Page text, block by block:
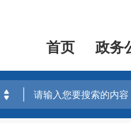
首页 政务